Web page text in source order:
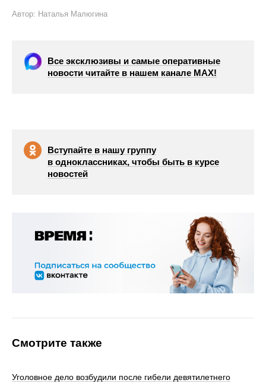
Автор: Наталья Малюгина
Все эксклюзивы и самые оперативные
новости читайте в нашем канале МАХ!
Вступайте в нашу группу
в одноклассниках, чтобы быть в курсе
новостей
Смотрите также
Уголовное дело возбудили после гибели девятилетнего